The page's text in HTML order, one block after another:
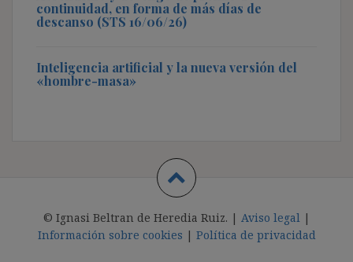
continuidad, en forma de más días de
descanso (STS 16/06/26)
Inteligencia artificial y la nueva versión del
«hombre-masa»
© Ignasi Beltran de Heredia Ruiz. | Aviso legal |
Información sobre cookies | Política de privacidad